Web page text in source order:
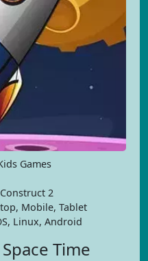
Games
2
Mobile, Tablet
Linux, Android
Time